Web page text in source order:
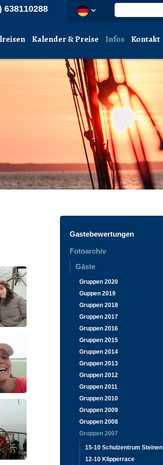
638110288
Kalender & Preise Infos Kontakt
Gastebewertungen
Fotoarchiv
Gäste
Gruppen 2020
Guppen 2019
Gruppen 2018
Gruppen 2017
Gruppen 2016
Gruppen 2015
Gruppen 2014
Gruppen 2013
Gruppen 2012
Gruppen 2011
Gruppen 2010
Gruppen 2009
Gruppen 2008
Gruppen 2007
15-10 Schulzentrum Steinen
12-10 Klipperrace